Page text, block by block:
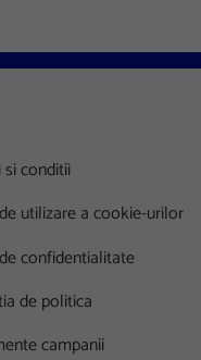
conditii
utilizare a cookie-urilor
confidentialitate
de politica
campanii